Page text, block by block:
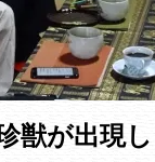
獣が出現